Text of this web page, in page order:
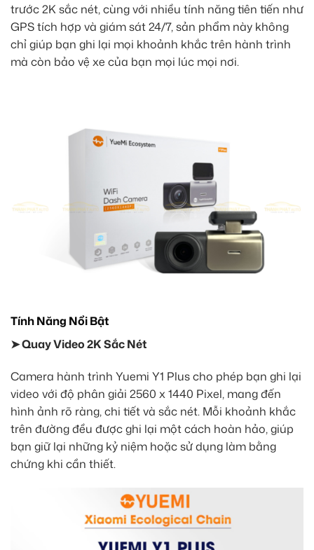
trước 2K sắc nét, cùng với nhiều tính năng tiên tiến như
GPS tích hợp và giám sát 24/7, sản phẩm này không
chỉ giúp bạn ghi lại mọi khoảnh khắc trên hành trình
mà còn bảo vệ xe của bạn mọi lúc mọi nơi.
Tính Năng Nổi Bật
➤ Quay Video 2K Sắc Nét
Camera hành trình Yuemi Y1 Plus cho phép bạn ghi lại
video với độ phân giải 2560 x 1440 Pixel, mang đến
hình ảnh rõ ràng, chi tiết và sắc nét. Mỗi khoảnh khắc
trên đường đều được ghi lại một cách hoàn hảo, giúp
bạn giữ lại những kỷ niệm hoặc sử dụng làm bằng
chứng khi cần thiết.